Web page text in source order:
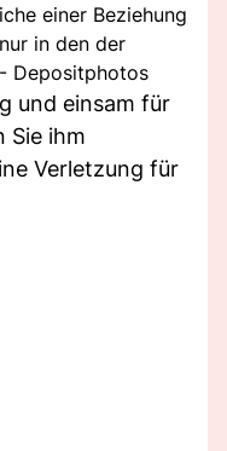
einer Beziehung
in den der
Depositphotos
und einsam für
Sie ihm
Verletzung für